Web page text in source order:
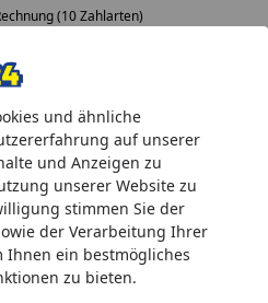
und ähnliche
auf unserer
und Anzeigen zu
unserer Website zu
stimmen Sie der
der Verarbeitung Ihrer
Ihnen ein bestmögliches
zu bieten.
(10 Zahlarten)
biOrb Ornamente
Ornament